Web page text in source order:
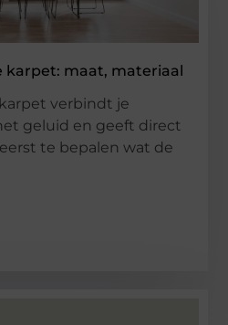
karpet: maat, materiaal
verbindt je
geluid en geeft direct
te bepalen wat de